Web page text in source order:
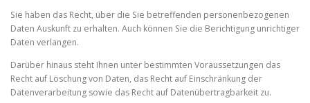
Sie haben das Recht, über die Sie betreffenden personenbezogenen
Daten Auskunft zu erhalten. Auch können Sie die Berichtigung unrichtiger
Daten verlangen.
Darüber hinaus steht Ihnen unter bestimmten Voraussetzungen das
Recht auf Löschung von Daten, das Recht auf Einschränkung der
Datenverarbeitung sowie das Recht auf Datenübertragbarkeit zu.